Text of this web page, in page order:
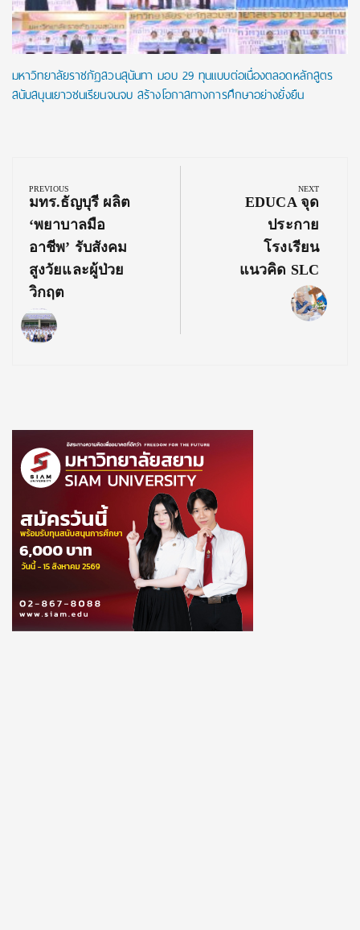
มหาวิทยาลัยราชภัฏสวนสุนันทา มอบ 29 ทุนแบบต่อเนื่องตลอดหลักสูตร
สนับสนุนเยาวชนเรียนจนจบ สร้างโอกาสทางการศึกษาอย่างยั่งยืน
navigation
PREVIOUS
Previous
Post:
มทร.ธัญบุรี ผลิต
‘พยาบาลมือ
อาชีพ’ รับสังคม
สูงวัยและผู้ป่วย
วิกฤต
NEXT
Next
Post:
EDUCA จุด
ประกาย
โรงเรียน
แนวคิด SLC